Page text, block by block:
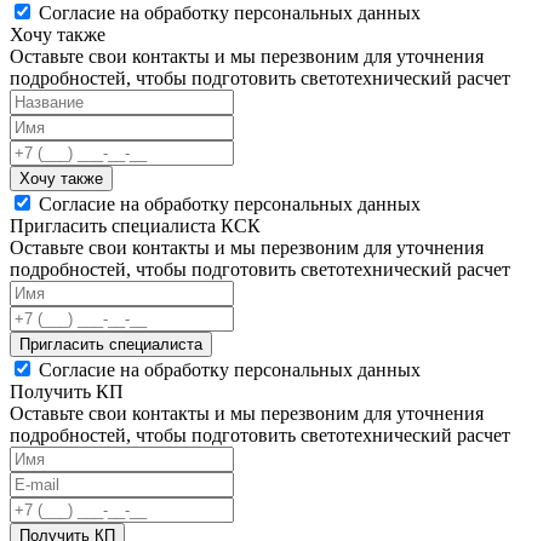
Согласие на обработку персональных данных
Хочу также
Оставьте свои контакты и мы перезвоним для уточнения
подробностей, чтобы подготовить светотехнический расчет
Хочу также
Согласие на обработку персональных данных
Пригласить специалиста КСК
Оставьте свои контакты и мы перезвоним для уточнения
подробностей, чтобы подготовить светотехнический расчет
Пригласить специалиста
Согласие на обработку персональных данных
Получить КП
Оставьте свои контакты и мы перезвоним для уточнения
подробностей, чтобы подготовить светотехнический расчет
Получить КП